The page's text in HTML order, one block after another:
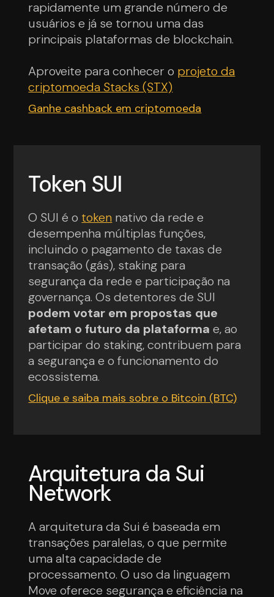
rapidamente um grande número de
usuários e já se tornou uma das
principais plataformas de blockchain.
Aproveite para conhecer o projeto da
criptomoeda Stacks (STX)
Ganhe cashback em criptomoeda
Token SUI
O SUI é o token nativo da rede e
desempenha múltiplas funções,
incluindo o pagamento de taxas de
transação (gás), staking para
segurança da rede e participação na
governança. Os detentores de SUI
podem votar em propostas que
afetam o futuro da plataforma e, ao
participar do staking, contribuem para
a segurança e o funcionamento do
ecossistema.
Clique e saiba mais sobre o Bitcoin (BTC)
Arquitetura da Sui
Network
A arquitetura da Sui é baseada em
transações paralelas, o que permite
uma alta capacidade de
processamento. O uso da linguagem
Move oferece segurança e eficiência na